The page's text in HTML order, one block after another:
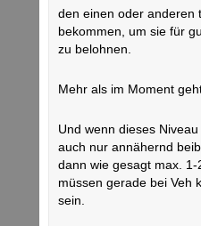
den einen oder anderen
bekommen, um sie für
zu belohnen.
Mehr als im Moment
Und wenn dieses
auch nur annähernd
dann wie gesagt max.
müssen gerade bei Veh
sein.